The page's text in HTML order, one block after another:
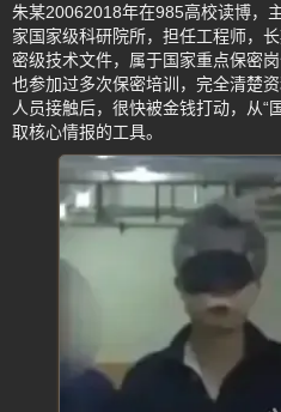
朱某20062018年在985高校读博，
家国家级科研院所，担任工程师，
密级技术文件，属于国家重点保密
也参加过多次保密培训，完全清楚
人员接触后，很快被金钱打动，从“
取核心情报的工具。